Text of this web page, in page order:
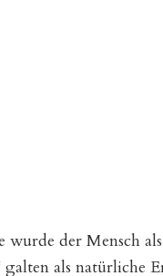
der Mensch
galten als natürliche